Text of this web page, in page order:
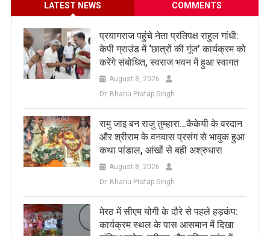
LATEST NEWS COMMENTS
प्रयागराज पहुंचे नेता प्रतिपक्ष राहुल गांधी:
केपी ग्राउंड में ‘छात्रों की गूंज’ कार्यक्रम को
करेंगे संबोधित, स्वराज भवन में हुआ स्वागत
August 8, 2026
Dr. Bhanu Pratap Singh
रामु जाइ बन राजु तुम्हारा…कैकेयी के वरदान
और श्रीराम के वनवास प्रसंग से भावुक हुआ
कथा पांडाल, आंखों से बही अश्रुधारा
August 8, 2026
Dr. Bhanu Pratap Singh
मेरठ में सीएम योगी के दौरे से पहले हड़कंप:
कार्यक्रम स्थल के पास आसमान में दिखा